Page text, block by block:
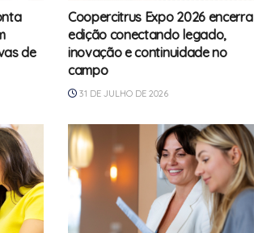
de
Coopercitrus Expo 2026 encerra
edição conectando legado,
inovação e continuidade no
campo
31 DE JULHO DE 2026